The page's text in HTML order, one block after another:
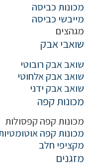
מכונות כביסה
מייבשי כביסה
מגהצים
שואבי אבק
שואב אבק רובוטי
שואב אבק אלחוטי
שואב אבק ידני
מכונות קפה
מכונות קפה קפסולות
מכונות קפה אוטומטיות
מקציפי חלב
מזגנים